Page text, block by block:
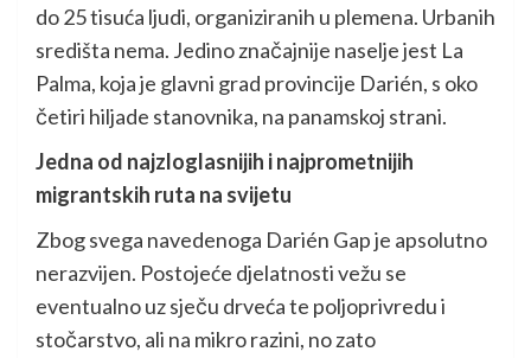
do 25 tisuća ljudi, organiziranih u plemena. Urbanih
središta nema. Jedino značajnije naselje jest La
Palma, koja je glavni grad provincije Darién, s oko
četiri hiljade stanovnika, na panamskoj strani.
Jedna od najzloglasnijih i najprometnijih
migrantskih ruta na svijetu
Zbog svega navedenoga Darién Gap je apsolutno
nerazvijen. Postojeće djelatnosti vežu se
eventualno uz sječu drveća te poljoprivredu i
stočarstvo, ali na mikro razini, no zato